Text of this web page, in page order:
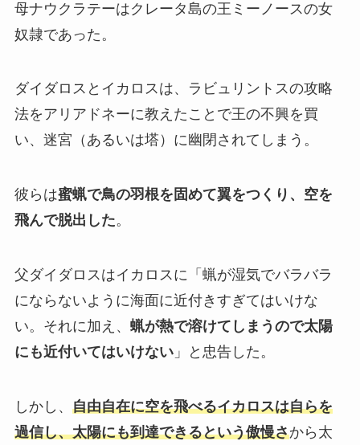
母ナウクラテーはクレータ島の王ミーノースの女
奴隷であった。
ダイダロスとイカロスは、ラビュリントスの攻略
法をアリアドネーに教えたことで王の不興を買
い、迷宮（あるいは塔）に幽閉されてしまう。
彼らは蜜蝋で鳥の羽根を固めて翼をつくり、空を
飛んで脱出した。
父ダイダロスはイカロスに「蝋が湿気でバラバラ
にならないように海面に近付きすぎてはいけな
い。それに加え、 蝋が熱で溶けてしまうので太陽
にも近付いてはいけない」と忠告した。
しかし、 自由自在に空を飛べるイカロスは自らを
過信し、太陽にも到達できるという傲慢さから太